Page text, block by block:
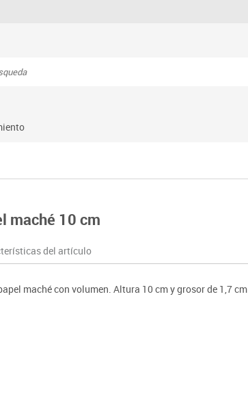
Música
Primeras edades
Psicomotricidad
Stem
Hockey
Protección deportiva
naturales
educación
baldas y taquillas
maché 10 cm
del artículo
maché con volumen. Altura 10 cm y grosor de 1,7 cm